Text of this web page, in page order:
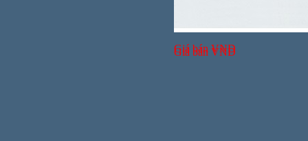
Giá bán VND
Giá bán VND